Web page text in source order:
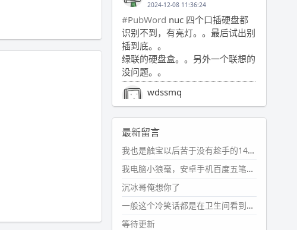
2024-12-08 11:36:24
#PubWord nuc 四个口插硬盘都
识别不到，有亮灯。。最后试出别
插到底。。
绿联的硬盘盒。。另外一个联想的
没问题。。
wdssmq
2024-11-19 17:31:51
#PubWord近期观影记录：超级
马里奥，死侍与金刚狼。。
wdssmq
2024-10-08 10:12:25
#PubWord搬家也告一段落，虽
然搬过来的东西还得归置，新衣柜
虽说已经散俩月味儿了，但还是不
想放衣服进去。
最新留言
我也是触宝以后苦于没有趁手的14键五笔键盘久矣上面那位兄台用的百度双键点划布局我也用过很久，那个皮肤做得很粗糙，个别键位的触发区域是错位的，快速打字时很容易出错，修改它的皮肤文件校正后勉强能用，但早年出的皮肤分辨率太低，实在谈不上美观。百度小米定制版的商店里有一个"小黑板"皮肤还不错(百度官方输入法商店里没有)，但那个风格我不喜欢这两天找到了一个叫"森林集"的公众号，开发了海量的皮肤，很多都有14键版本，付费但很便宜，几块钱，终于有自己满意的输入法了搜了一下，这个工作室还是百度的官方合作伙伴，不知道为什么14键作品都不在官方商店上架，难道是百度官方在刻意放弃14键？
我电脑小狼毫，安卓手机百度五笔，皮肤用的双键点划，挺好的。
沉冰哥俺想你了
一般这个冷笑话都是在卫生间看到的多
等待更新